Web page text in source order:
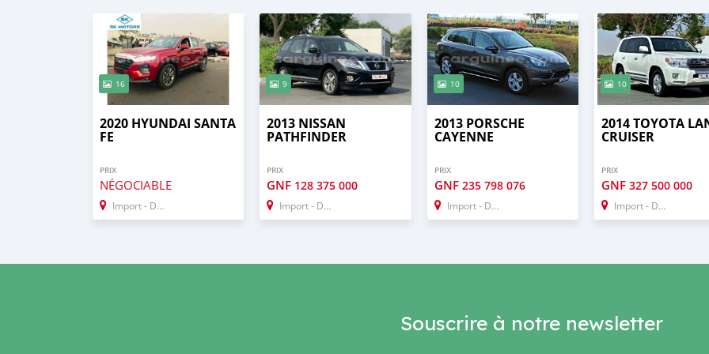
16
2020 HYUNDAI SANTA
FE
PRIX
NÉGOCIABLE
Import - Dubai
9
2013 NISSAN
PATHFINDER
PRIX
GNF 128 375 000
Import - Dubai
10
2013 PORSCHE
CAYENNE
PRIX
GNF 235 798 076
Import - Dubai
10
2014 TOYOTA
CRUISER
PRIX
GNF 327 500 000
Import - Dubai
Souscrire à notre newsletter